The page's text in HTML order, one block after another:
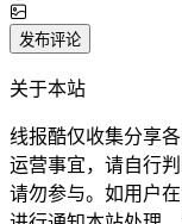
发布评论
关于本站
线报酷仅收集分享
运营事宜，请自行
请勿参与。如用户